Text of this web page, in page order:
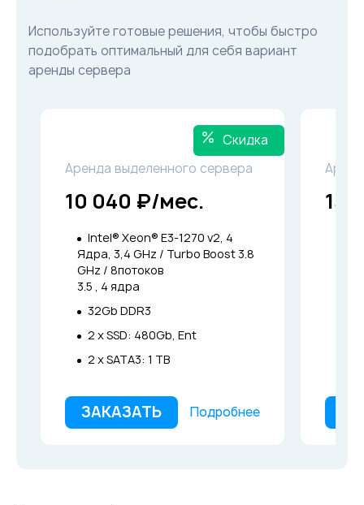
Используйте готовые решения, чтобы быстро
подобрать оптимальный для себя вариант
аренды сервера
Скидка
Аренда выделенного сервера
10 040 ₽/мес.
Intel® Xeon® E3-1270 v2, 4
Ядра, 3,4 GHz / Turbo Boost 3.8
GHz / 8потоков
3.5 , 4 ядра
32Gb DDR3
2 x SSD: 480Gb, Ent
2 x SATA3: 1 TB
ЗАКАЗАТЬ Подробнее
13